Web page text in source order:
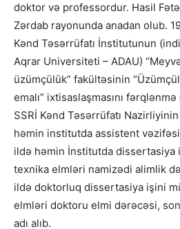
doktor və professordur. Hasil
Zərdab rayonunda anadan olub.
Kənd Təsərrüfatı İnstitutunun
Aqrar Universiteti – ADAU)
üzümçülük” fakültəsinin
emalı” ixtisaslaşmasını
SSRİ Kənd Təsərrüfatı
həmin institutda assistent
ildə həmin İnstitutda dissertasiya
texnika elmləri namizədi alimlik
ildə doktorluq dissertasiya işini
elmləri doktoru elmi dərəcəsi,
adı alıb.